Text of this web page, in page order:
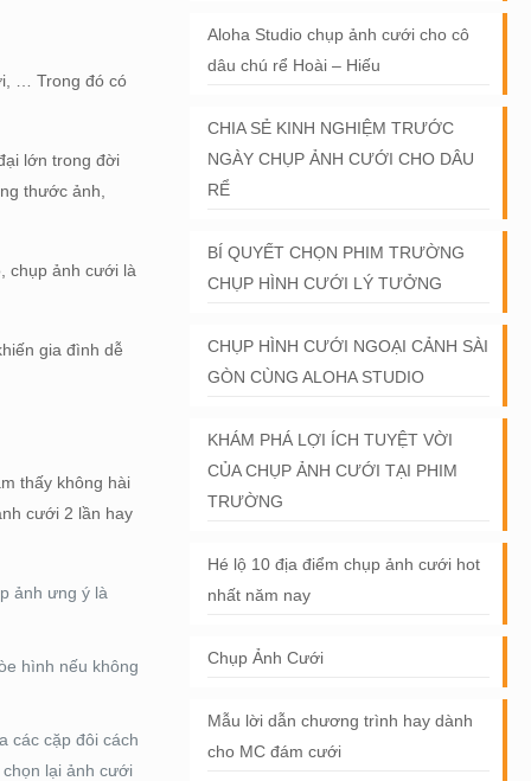
… Trong đó có
lớn trong đời
thước ảnh,
chụp ảnh cưới là
gia đình dễ
thấy không hài
cưới 2 lần hay
ảnh ưng ý là
hình nếu không
các cặp đôi cách
lại ảnh cưới
Aloha Studio chụp ảnh cưới cho cô
dâu chú rể Hoài – Hiếu
CHIA SẺ KINH NGHIỆM TRƯỚC
NGÀY CHỤP ẢNH CƯỚI CHO DÂU
RỂ
BÍ QUYẾT CHỌN PHIM TRƯỜNG
CHỤP HÌNH CƯỚI LÝ TƯỞNG
CHỤP HÌNH CƯỚI NGOẠI CẢNH SÀI
GÒN CÙNG ALOHA STUDIO
KHÁM PHÁ LỢI ÍCH TUYỆT VỜI
CỦA CHỤP ẢNH CƯỚI TẠI PHIM
TRƯỜNG
Hé lộ 10 địa điểm chụp ảnh cưới hot
nhất năm nay
Chụp Ảnh Cưới
Mẫu lời dẫn chương trình hay dành
cho MC đám cưới